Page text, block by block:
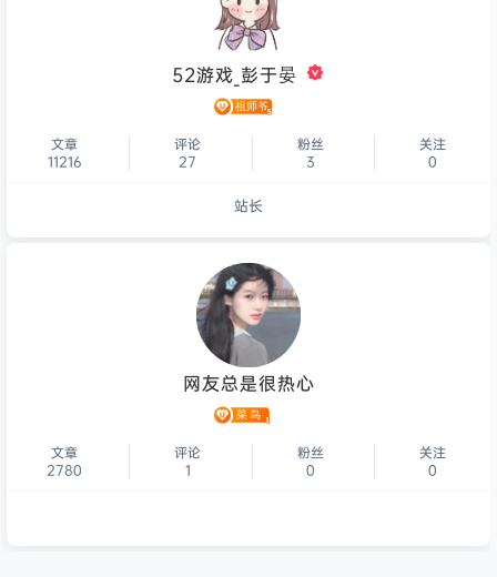
52游戏_彭于晏
文章
11216
评论
27
粉丝
3
关注
0
站长
个人主页
网友总是很热心
文章
2780
评论
1
粉丝
0
关注
0